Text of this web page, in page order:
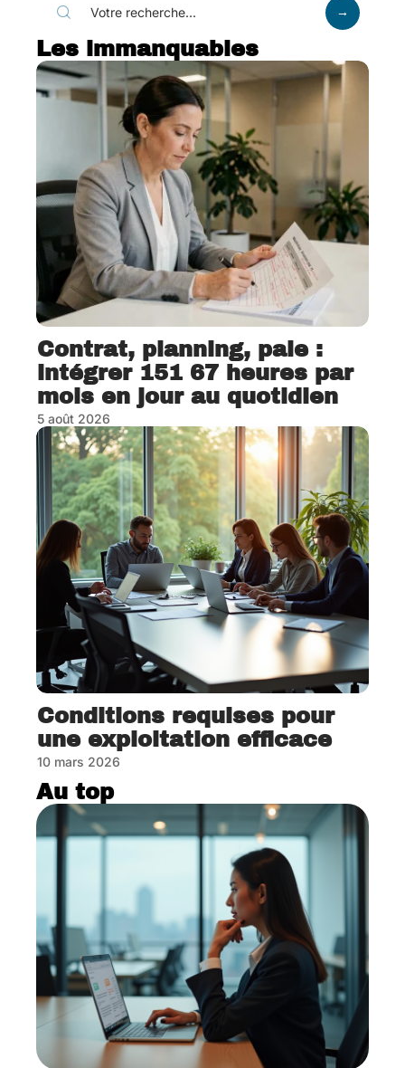
Les immanquables
Contrat, planning, paie :
intégrer 151 67 heures par
mois en jour au quotidien
5 août 2026
Conditions requises pour
une exploitation efficace
10 mars 2026
Au top